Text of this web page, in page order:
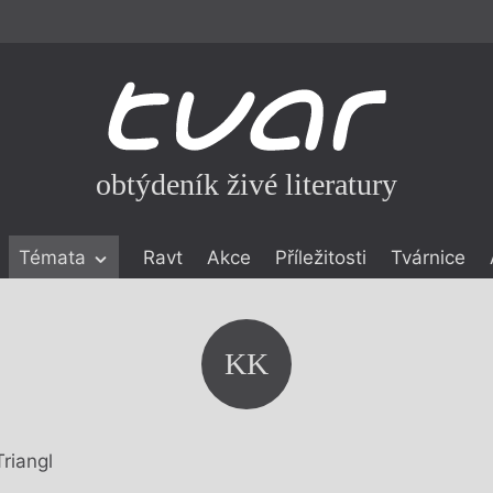
obtýdeník živé literatury
Témata Ravt Akce Příležitosti Tvárnice
KK